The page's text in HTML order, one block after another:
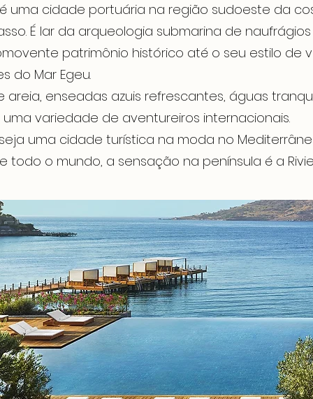
uma cidade portuária na região sudoeste da
É lar da arqueologia submarina de
patrimônio histórico até o seu estilo de
do Mar Egeu.
areia, enseadas azuis refrescantes, águas
variedade de aventureiros internacionais.
uma cidade turística na moda no
todo o mundo, a sensação na península é a